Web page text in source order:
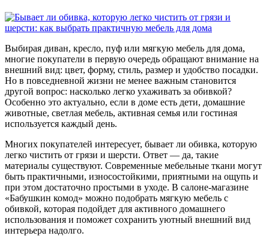
Выбирая диван, кресло, пуф или мягкую мебель для дома,
многие покупатели в первую очередь обращают внимание на
внешний вид: цвет, форму, стиль, размер и удобство посадки.
Но в повседневной жизни не менее важным становится
другой вопрос: насколько легко ухаживать за обивкой?
Особенно это актуально, если в доме есть дети, домашние
животные, светлая мебель, активная семья или гостиная
используется каждый день.
Многих покупателей интересует, бывает ли обивка, которую
легко чистить от грязи и шерсти. Ответ — да, такие
материалы существуют. Современные мебельные ткани могут
быть практичными, износостойкими, приятными на ощупь и
при этом достаточно простыми в уходе. В салоне-магазине
«Бабушкин комод» можно подобрать мягкую мебель с
обивкой, которая подойдет для активного домашнего
использования и поможет сохранить уютный внешний вид
интерьера надолго.